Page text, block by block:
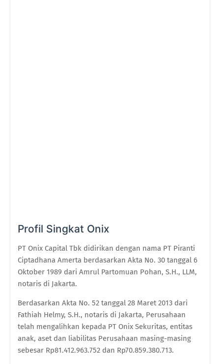
Profil Singkat Onix
PT Onix Capital Tbk didirikan dengan nama PT Piranti
Ciptadhana Amerta berdasarkan Akta No. 30 tanggal 6
Oktober 1989 dari Amrul Partomuan Pohan, S.H., LLM,
notaris di Jakarta.
Berdasarkan Akta No. 52 tanggal 28 Maret 2013 dari
Fathiah Helmy, S.H., notaris di Jakarta, Perusahaan
telah mengalihkan kepada PT Onix Sekuritas, entitas
anak, aset dan liabilitas Perusahaan masing-masing
sebesar Rp81.412.963.752 dan Rp70.859.380.713.